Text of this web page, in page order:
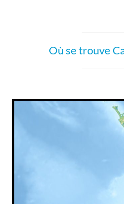
Où se trouve